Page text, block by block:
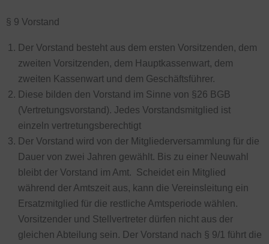
§ 9 Vorstand
Der Vorstand besteht aus dem ersten Vorsitzenden, dem
zweiten Vorsitzenden, dem Hauptkassenwart, dem
zweiten Kassenwart und dem Geschäftsführer.
Diese bilden den Vorstand im Sinne von §26 BGB
(Vertretungsvorstand). Jedes Vorstandsmitglied ist
einzeln vertretungsberechtigt
Der Vorstand wird von der Mitgliederversammlung für die
Dauer von zwei Jahren gewählt. Bis zu einer Neuwahl
bleibt der Vorstand im Amt. Scheidet ein Mitglied
während der Amtszeit aus, kann die Vereinsleitung ein
Ersatzmitglied für die restliche Amtsperiode wählen.
Vorsitzender und Stellvertreter dürfen nicht aus der
gleichen Abteilung sein. Der Vorstand nach § 9/1 führt die